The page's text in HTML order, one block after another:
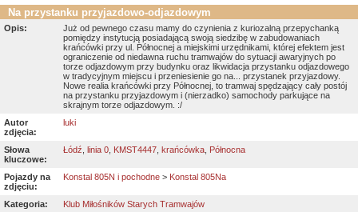
Na przystanku przyjazdowo-odjazdowym
Opis:
Już od pewnego czasu mamy do czynienia z kuriozalną przepychanką
pomiędzy instytucją posiadającą swoją siedzibę w zabudowaniach
krańcówki przy ul. Północnej a miejskimi urzędnikami, której efektem jest
ograniczenie od niedawna ruchu tramwajów do sytuacji awaryjnych po
torze odjazdowym przy budynku oraz likwidacja przystanku odjazdowego
w tradycyjnym miejscu i przeniesienie go na... przystanek przyjazdowy.
Nowe realia krańcówki przy Północnej, to tramwaj spędzający cały postój
na przystanku przyjazdowym i (nierzadko) samochody parkujące na
skrajnym torze odjazdowym. :/
Autor
zdjęcia:
luki
Słowa
kluczowe:
Łódź linia 0 KMST4447 krańcówka Północna
Pojazdy na
zdjęciu:
Konstal 805N i pochodne > Konstal 805Na
Kategoria:
Klub Miłośników Starych Tramwajów